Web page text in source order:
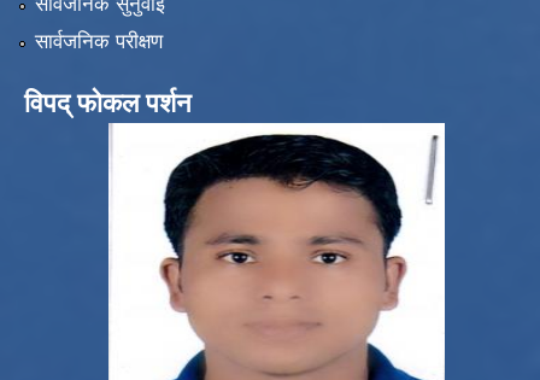
सार्वजनिक परीक्षण
विपद् फोकल पर्शन